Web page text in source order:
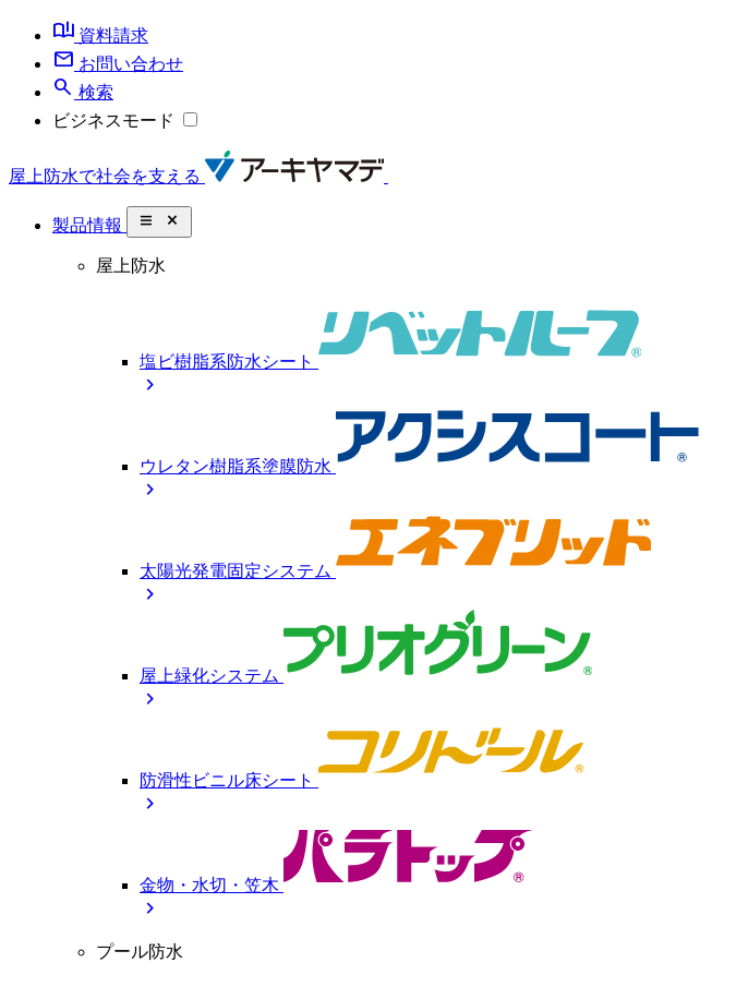
book_ribbon 資料請求
mail お問い合わせ
search 検索
ビジネスモード
屋上防水で社会を支える
製品情報 close_small
屋上防水
塩ビ樹脂系防水シート
chevron_right
ウレタン樹脂系塗膜防水
chevron_right
太陽光発電固定システム
chevron_right
屋上緑化システム
chevron_right
防滑性ビニル床シート
chevron_right
金物・水切・笠木
chevron_right
プール防水